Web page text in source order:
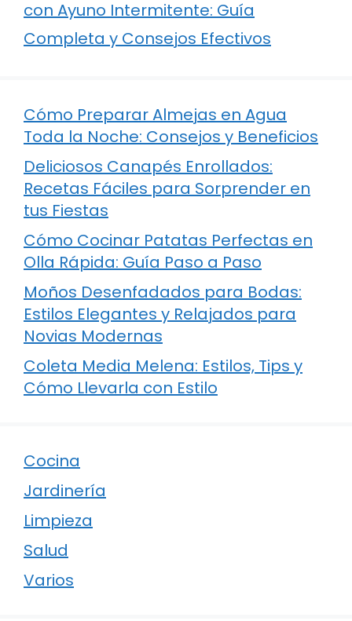
con Ayuno Intermitente: Guía
Completa y Consejos Efectivos
Cómo Preparar Almejas en Agua
Toda la Noche: Consejos y Beneficios
Deliciosos Canapés Enrollados:
Recetas Fáciles para Sorprender en
tus Fiestas
Cómo Cocinar Patatas Perfectas en
Olla Rápida: Guía Paso a Paso
Moños Desenfadados para Bodas:
Estilos Elegantes y Relajados para
Novias Modernas
Coleta Media Melena: Estilos, Tips y
Cómo Llevarla con Estilo
Cocina
Jardinería
Limpieza
Salud
Varios